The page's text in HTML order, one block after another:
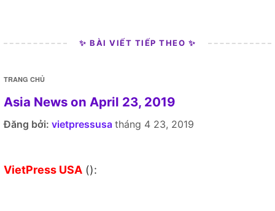
✨ BÀI VIẾT TIẾP THEO ✨
TRANG CHỦ
Asia News on April 23, 2019
Đăng bởi: vietpressusa tháng 4 23, 2019
VietPress USA ():